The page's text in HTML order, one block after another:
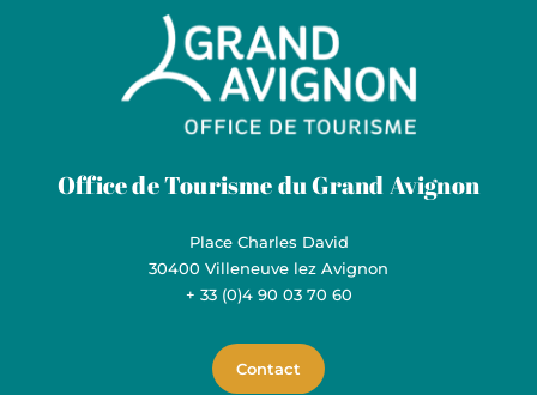
Grand Avignon Tourisme
Office de Tourisme du Grand Avignon
Place Charles David
30400 Villeneuve lez Avignon
+ 33 (0)4 90 03 70 60
Contact